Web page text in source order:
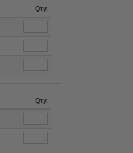
Qty.
Qty.